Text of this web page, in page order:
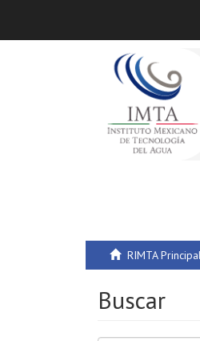
RIMTA
Buscar